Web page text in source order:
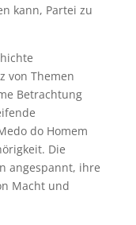
kann, Partei zu
von Themen
Betrachtung
do Homem
Die
angespannt, ihre
Macht und